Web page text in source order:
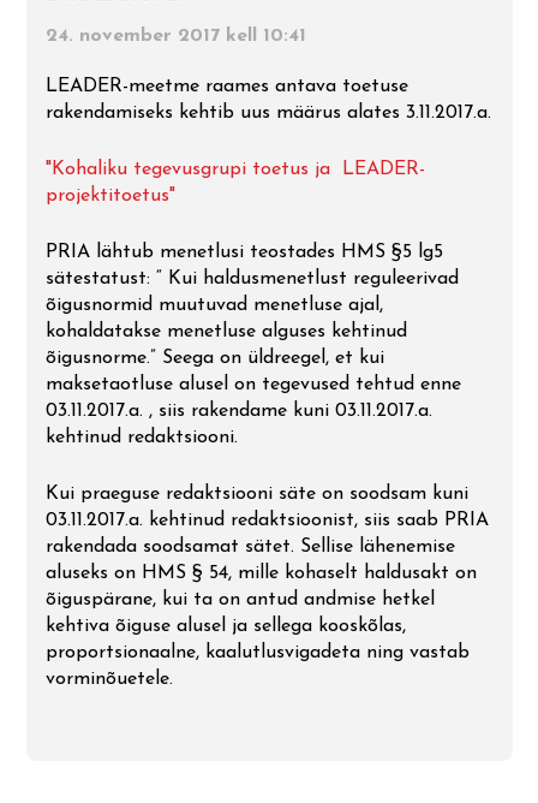
24. november 2017 kell 10:41
LEADER-meetme raames antava toetuse
rakendamiseks kehtib uus määrus alates 3.11.2017.a.
"Kohaliku tegevusgrupi toetus ja LEADER-
projektitoetus"
PRIA lähtub menetlusi teostades HMS §5 lg5
sätestatust: “ Kui haldusmenetlust reguleerivad
õigusnormid muutuvad menetluse ajal,
kohaldatakse menetluse alguses kehtinud
õigusnorme.” Seega on üldreegel, et kui
maksetaotluse alusel on tegevused tehtud enne
03.11.2017.a. , siis rakendame kuni 03.11.2017.a.
kehtinud redaktsiooni.
Kui praeguse redaktsiooni säte on soodsam kuni
03.11.2017.a. kehtinud redaktsioonist, siis saab PRIA
rakendada soodsamat sätet. Sellise lähenemise
aluseks on HMS § 54, mille kohaselt haldusakt on
õiguspärane, kui ta on antud andmise hetkel
kehtiva õiguse alusel ja sellega kooskõlas,
proportsionaalne, kaalutlusvigadeta ning vastab
vorminõuetele.
Mulgi Söögi Festival
Mulgimaa peremäng
Mulgi Mälumäng
Mulgi tooted. Mulgi toit. Tehtud
Mulgimaal!
Teekonnad
V Lilli – Karksi – Kärstna – Riidaja –
VI Õisu sepikoda – Õisu mõis –
Abja-Paluoja – Penuja
VII Mulgimaa puuskulptuurid
VIII Liivimaa Jakobitee
IX Via Livonica väike ring
X Helisev Via Livonica
XI Kitzbergi radadel
Linnad ja alevid
Top 20 Mulgimaal
Temaatilisi uurimistöid
Arhitektuur
Rahvaluule ja pärimus
Mulgi kirjandus ja muusika
Mulgikeelsed uudised
Mulgikeelne Täheke
Mulkide Almanak